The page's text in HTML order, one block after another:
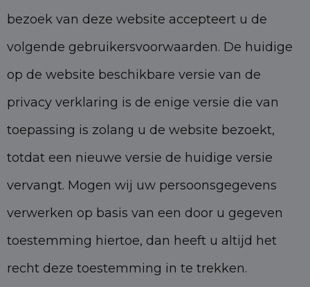
bezoek van deze website accepteert u de
volgende gebruikersvoorwaarden. De huidige
op de website beschikbare versie van de
privacy verklaring is de enige versie die van
toepassing is zolang u de website bezoekt,
totdat een nieuwe versie de huidige versie
vervangt. Mogen wij uw persoonsgegevens
verwerken op basis van een door u gegeven
toestemming hiertoe, dan heeft u altijd het
recht deze toestemming in te trekken.